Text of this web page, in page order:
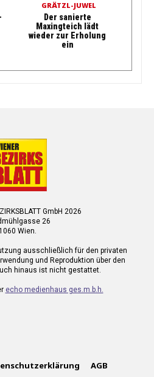
GRÄTZL-JUWEL
Der sanierte
Maxingteich lädt
wieder zur Erholung
ein
GmbH 2026
26
Wien.
ausschließlich für den privaten
und Reproduktion über den
hinaus ist nicht gestattet.
echo medienhaus ges.m.b.h.
AGB